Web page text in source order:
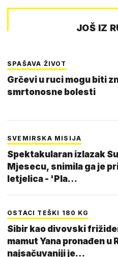
JOŠ IZ
SPAŠAVA ŽIVOT
Grčevi u ruci mogu biti
smrtonosne bolesti
SVEMIRSKA MISIJA
Spektakularan izlazak
Mjesecu, snimila ga je
letjelica - 'Pla…
OSTACI TEŠKI 180 KG
Sibir kao divovski
mamut Yana pronađen u
najsačuvaniji je…